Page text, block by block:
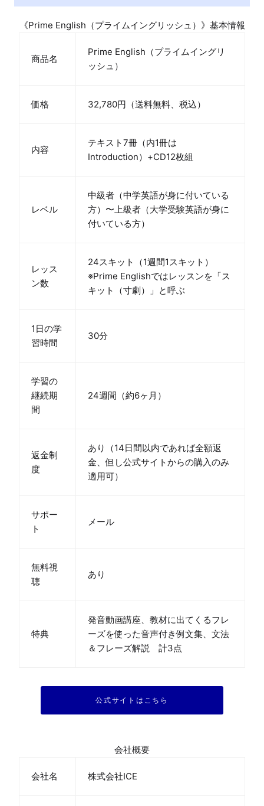
《Prime English（プライムイングリッシュ）》基本情報
商品名
Prime English（プライムイングリ
ッシュ）
価格 32,780円（送料無料、税込）
内容
テキスト7冊（内1冊は
Introduction）+CD12枚組
レベル
中級者（中学英語が身に付いている
方）〜上級者（大学受験英語が身に
付いている方）
レッス
ン数
24スキット（1週間1スキット）
※Prime Englishではレッスンを「ス
キット（寸劇）」と呼ぶ
1日の学
習時間
30分
学習の
継続期
間
24週間（約6ヶ月）
返金制
度
あり（14日間以内であれば全額返
金、但し公式サイトからの購入のみ
適用可）
サポー
ト
メール
無料視
聴
あり
特典
発音動画講座、教材に出てくるフレ
ーズを使った音声付き例文集、文法
＆フレーズ解説　計3点
公式サイトはこちら
会社概要
会社名 株式会社ICE